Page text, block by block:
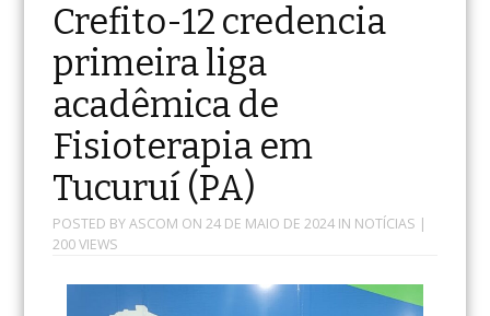
Crefito-12 credencia
primeira liga
acadêmica de
Fisioterapia em
Tucuruí (PA)
POSTED BYASCOM ON 24 DE MAIO DE 2024IN NOTÍCIAS |
200 VIEWS